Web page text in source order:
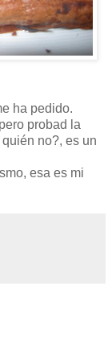
ha pedido.
probad la
no?, es un
esa es mi